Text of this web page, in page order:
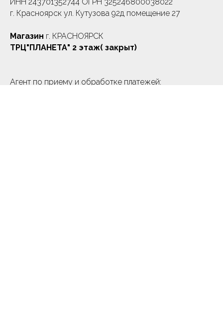
г. Красноярск ул. Кутузова 92д помещение 27
Магазин г. КРАСНОЯРСК
ТРЦ"ПЛАНЕТА" 2 этаж( закрыт)
Агент по приему и обработке платежей: